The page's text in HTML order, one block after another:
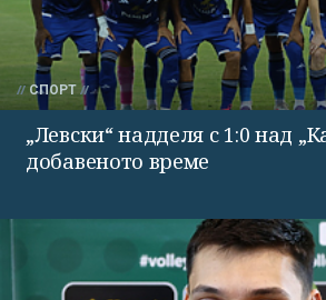
СПОРТ
„Левски“ надделя с 1:0 над
добавеното време